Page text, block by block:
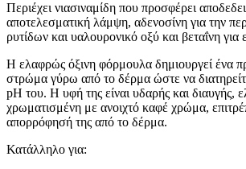
Περιέχει νιασιναμίδη που προσφέρει
αποτελεσματική λάμψη, αδενοσίνη για την
ρυτίδων και υαλουρονικό οξύ και βεταΐνη για
Η ελαφρώς όξινη φόρμουλα δημιουργεί ένα
στρώμα γύρω από το δέρμα ώστε να
pH του. Η υφή της είναι υδαρής και διαυγής,
χρωματισμένη με ανοιχτό καφέ χρώμα,
απορρόφησή της από το δέρμα.
Κατάλληλο για: